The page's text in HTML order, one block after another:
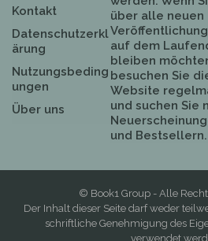
Kontakt
Datenschutzerkl
ärung
Nutzungsbeding
ungen
Über uns
über alle neuen
auf dem
bleiben
besuchen Sie
Website
und suchen Sie
und Bestsellern.
© Book1 Group - Alle
Der Inhalt dieser Seite darf weder
schriftliche Genehmigung des
verwendet